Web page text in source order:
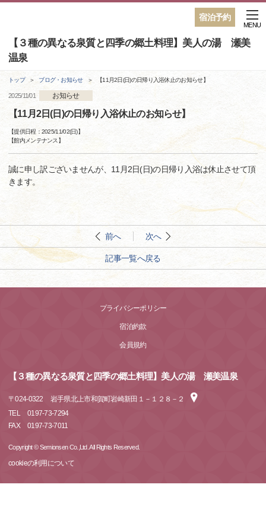
宿泊予約
【３種の異なる泉質と四季の郷土料理】美人の湯 瀬美
温泉
MENU
トップ ブログ・お知らせ 【11月2日(日)の日帰り入浴休止のお知らせ】
2025/11/01 お知らせ
【11月2日(日)の日帰り入浴休止のお知らせ】
【提供日程：2025/11/02(日)】
【館内メンテナンス 】
誠に申し訳ございませんが、11月2日(日)の日帰り入浴は休止させて頂
きます。
前へ 次へ
記事一覧へ戻る
プライバシーポリシー
宿泊約款
会員規約
【３種の異なる泉質と四季の郷土料理】美人の湯 瀬美温泉
〒024-0322
岩手県北上市和賀町岩崎新田１－１２８－２
TEL
0197-73-7294
FAX
0197-73-7011
Copyright © Semionsen Co.,Ltd. All Rights Reserved.
cookieの利用について